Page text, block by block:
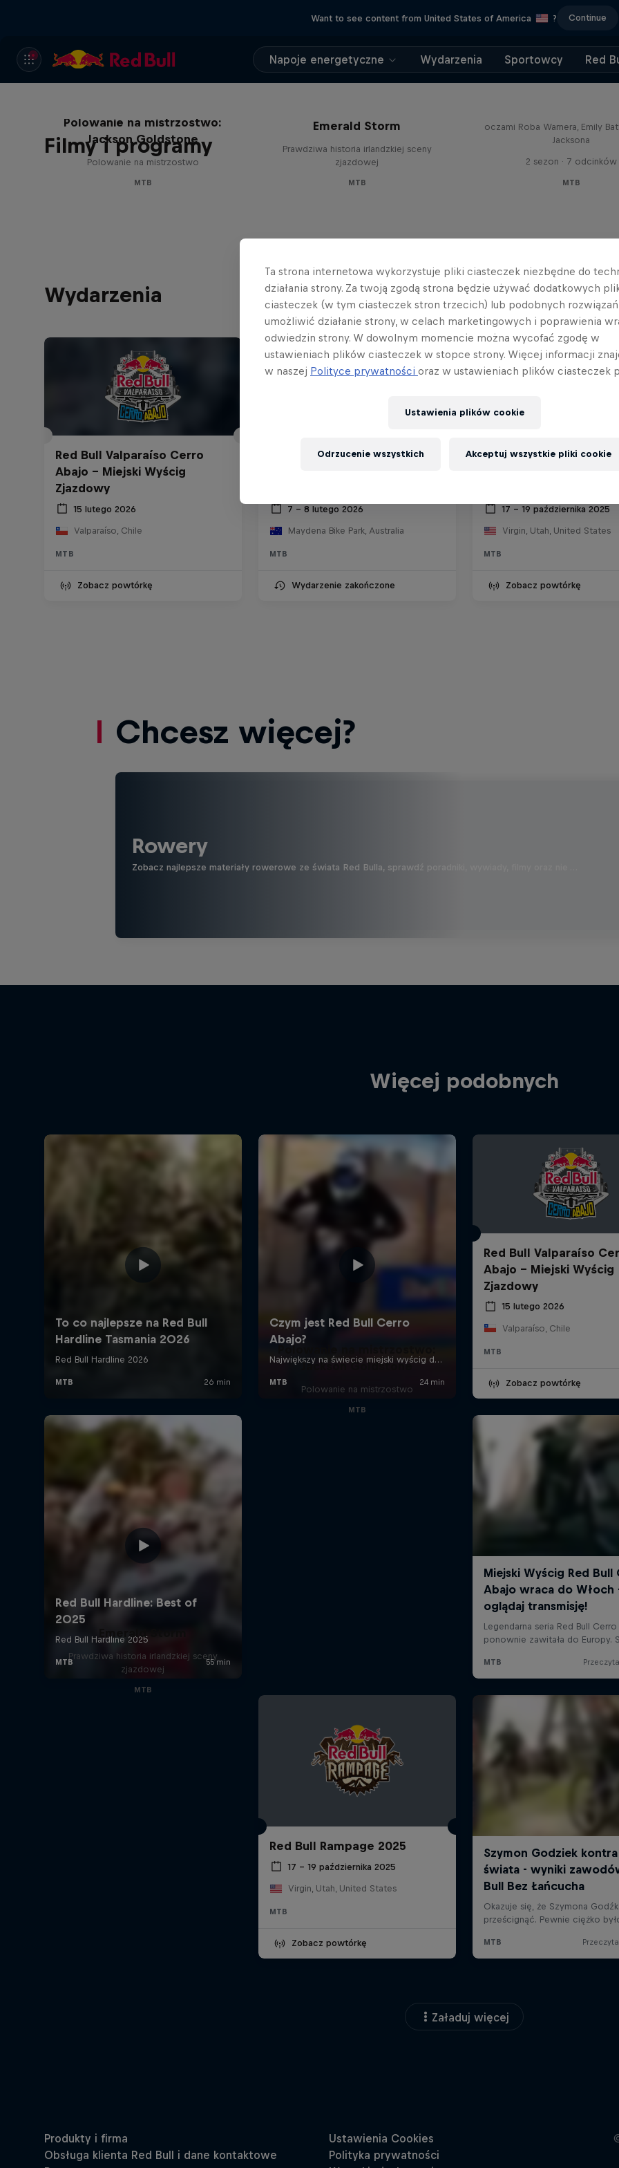
Want to see content from United States of America ? Continue
Napoje energetyczne Wydarzenia Sportowcy Red
Filmy i programy
Polowanie na mistrzostwo:
Jackson Goldstone
Polowanie na mistrzostwo
MTB
Emerald Storm
Prawdziwa historia irlandzkiej sceny
zjazdowej
MTB
oczami Roba Warnera, Emily
Jacksona
2 sezon · 7 odcinków
MTB
Wydarzenia
Red Bull Valparaíso Cerro
Abajo - Miejski Wyścig
Zjazdowy
15 lutego 2026
Valparaíso, Chile
MTB
Zobacz powtórkę
7 – 8 lutego 2026
Maydena Bike Park, Australia
MTB
Wydarzenie zakończone
17 – 19 października 2025
Virgin, Utah, United States
MTB
Zobacz powtórkę
Chcesz więcej?
Rowery
Zobacz najlepsze materiały rowerowe ze świata Red Bulla, sprawdź poradniki, wywiady, filmy oraz nie …
Więcej podobnych
Red Bull Valparaíso
Abajo - Miejski Wyścig
Zjazdowy
15 lutego 2026
Valparaíso, Chile
MTB
Zobacz powtórkę
Polowanie na mistrzostwo:
Jackson Goldstone
Polowanie na mistrzostwo
MTB
Prawdziwa historia irlandzkiej sceny
zjazdowej
MTB
Red Bull Rampage 2025
17 – 19 października 2025
Virgin, Utah, United States
MTB
Zobacz powtórkę
Załaduj więcej
Ta strona internetowa wykorzystuje pliki ciasteczek niezbędne do
działania strony. Za twoją zgodą strona będzie używać dodatkowych
ciasteczek (w tym ciasteczek stron trzecich) lub podobnych
umożliwić działanie strony, w celach marketingowych i poprawienia
odwiedzin strony. W dowolnym momencie można wycofać zgodę w
ustawieniach plików ciasteczek w stopce strony. Więcej informacji
w naszej Polityce prywatności oraz w ustawieniach plików ciasteczek
Ustawienia plików cookie
Odrzucenie wszystkich Akceptuj wszystkie pliki cookie